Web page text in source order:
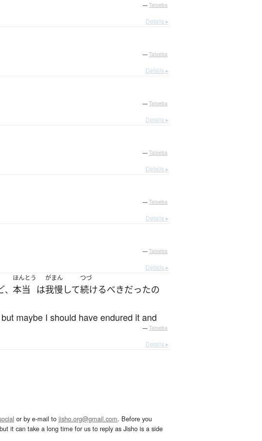
— Tatoeba
Details ▸
— Tatoeba
Details ▸
— Tatoeba
Details ▸
— Tatoeba
Details ▸
— Tatoeba
Details ▸
— Tatoeba
Details ▸
、
ほんとう
本当 は
がまん
我慢 して
つづ
続けるべきだったの
maybe I should have endured it and
— Tatoeba
Details ▸
or by e-mail to jisho.org@gmail.com. Before you
it can take a long time for us to reply as Jisho is a side